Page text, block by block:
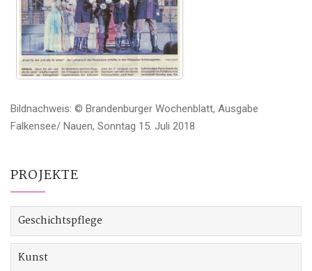
Bildnachweis: © Brandenburger Wochenblatt, Ausgabe
Falkensee/ Nauen, Sonntag 15. Juli 2018
PROJEKTE
Geschichtspflege
Kunst